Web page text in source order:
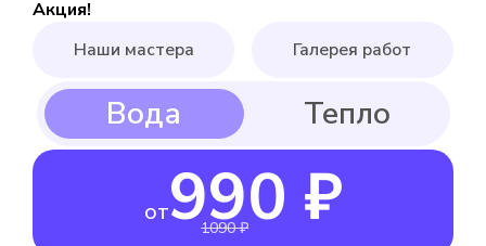
Акция!
от990 ₽
1090 ₽
Наши мастера Галерея работ